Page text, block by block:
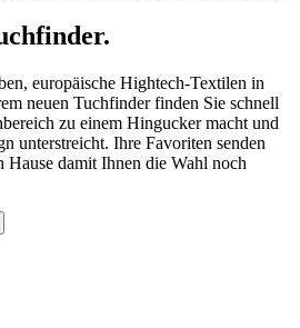
europäische Hightech-Textilen in
neuen Tuchfinder finden Sie schnell
zu einem Hingucker macht und
unterstreicht. Ihre Favoriten senden
damit Ihnen die Wahl noch